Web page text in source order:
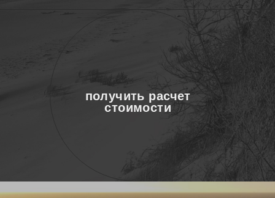
уже более 500 успешных